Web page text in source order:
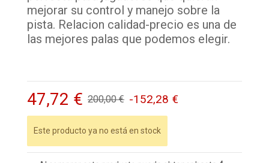
mejorar su control y manejo sobre la
pista. Relacion calidad-precio es una de
las mejores palas que podemos elegir.
47,72 € 200,00 € -152,28 €
Este producto ya no está en stock